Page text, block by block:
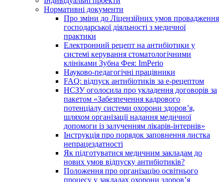
Нормативні документи
Про зміни до Ліцензійних умов провадження
господарської діяльності з медичної
практики
Електронний рецепт на антибіотики у
системі керування стоматологічними
клініками Зубна Фея: ImPerio
Науково-педагогічні працівники
FAQ: відпуск антибіотиків за е-рецептом
НСЗУ оголосила про укладення договорів за
пакетом «Забезпечення кадрового
потенціалу системи охорони здоров’я,
шляхом організації надання медичної
допомоги із залученням лікарів-інтернів»
Інструкція про порядок заповнення листка
непрацездатності
Як підготуватися медичним закладам до
нових умов відпуску антибіотиків?
Положення про організацію освітнього
процесу у закладах охорони здоров’я